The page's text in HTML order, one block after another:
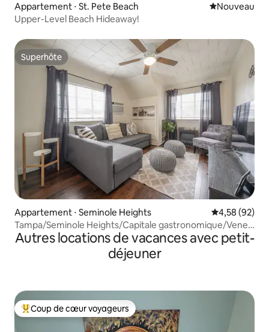
Appartement ⋅ St. Pete Beach Nouvel
Nouveau
Upper-Level Beach Hideaway!
Superhôte
Superhôte
Appartement ⋅ Seminole Heights Évaluation
4,58 (92)
Tampa/Seminole Heights/Capitale gastronomique/Venez
VISITER !
Autres locations de vacances avec petit-
déjeuner
Coups de cœur voyageurs les plus appréciés
Coup de cœur voyageurs